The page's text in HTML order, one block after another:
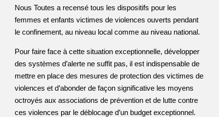
Nous Toutes a recensé tous les dispositifs pour les
femmes et enfants victimes de violences ouverts pendant
le confinement, au niveau local comme au niveau national.
Pour faire face à cette situation exceptionnelle, développer
des systèmes d’alerte ne suffit pas, il est indispensable de
mettre en place des mesures de protection des victimes de
violences et d’abonder de façon significative les moyens
octroyés aux associations de prévention et de lutte contre
ces violences par le déblocage d’un budget exceptionnel.